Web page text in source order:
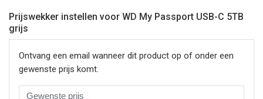
Prijswekker instellen voor WD My Passport USB-C 5TB
grijs
Ontvang een email wanneer dit product op of onder een
gewenste prijs komt.